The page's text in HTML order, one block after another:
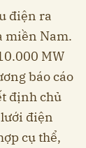
điện ra
miền Nam.
MW
báo cáo
định chủ
điện
cụ thể,